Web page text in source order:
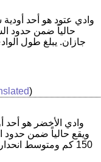
حالياً ضمن حدود
)
ويقع حالياً ضمن حدود